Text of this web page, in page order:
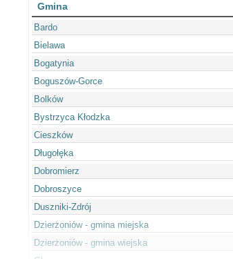
Gmina
Bardo
Bielawa
Bogatynia
Boguszów-Gorce
Bolków
Bystrzyca Kłodzka
Cieszków
Długołęka
Dobromierz
Dobroszyce
Duszniki-Zdrój
Dzierżoniów - gmina miejska
Dzierżoniów - gmina wiejska